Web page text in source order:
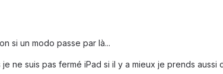
si un modo passe par là...
ne suis pas fermé iPad si il y a mieux je prends aussi